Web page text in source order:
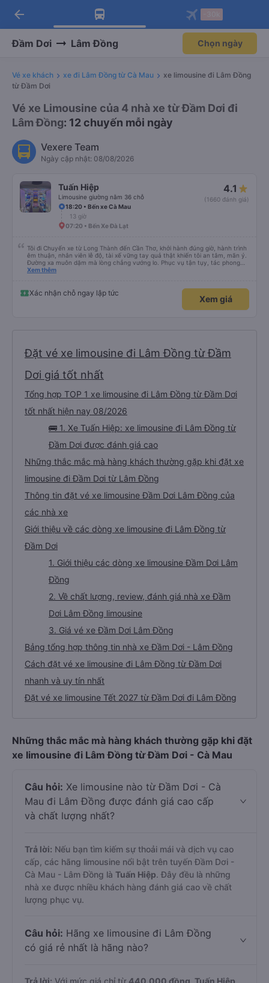
Tải app Vexere ngay!
Nhận ưu đãi thành viên độc
Mở app
Tải app Vexere
-30k/ghế khi đặt vé máy bay qua
Mở app
arrow_back
Đầm Dơi Lâm Đồng Chọn ngày
Vé xe khách xe đi Lâm Đồng từ Cà Mau
xe limousine đi Lâm Đồng
từ Đầm Dơi
Vé xe Limousine của 4 nhà xe từ Đầm Dơi đi
Lâm Đồng: 12 chuyến mỗi ngày
Vexere Team
Ngày cập nhật: 08/08/2026
Tuấn Hiệp
Limousine giường nằm 36 chỗ
4.1
(1660 đánh giá)
18:20 • Bến xe Cà Mau
13 giờ
07:20 • Bến Xe Đà Lạt
Tôi đi Chuyến xe từ Long Thành đến Cần Thơ, khởi hành đúng giờ, hành trình
êm thuận, nhân viên lễ độ, tài xế vững tay quả thật khiến tôi an tâm, mãn ý.
Đường xa muôn dặm mà lòng chẳng vướng lo. Phục vụ tận tụy, tác phong
nghiêm cẩn, hiếm thấy giữa thời buổi kim tiền vội vã. Xã hội loạn đạo. Xin gửi
Xem thêm
Xác nhận chỗ ngay lập tức
Xem giá
Đặt vé xe limousine đi Lâm Đồng từ Đầm
Dơi giá tốt nhất
Tổng hợp TOP 1 xe limousine đi Lâm Đồng từ Đầm Dơi
tốt nhất hiện nay 08/2026
🚌 1. Xe Tuấn Hiệp: xe limousine đi Lâm Đồng từ
Đầm Dơi được đánh giá cao
Những thắc mắc mà hàng khách thường gặp khi đặt xe
limousine đi Đầm Dơi từ Lâm Đồng
Thông tin đặt vé xe limousine Đầm Dơi Lâm Đồng của
các nhà xe
Giới thiệu về các dòng xe limousine đi Lâm Đồng từ
Đầm Dơi
1. Giới thiệu các dòng xe limousine Đầm Dơi Lâm
Đồng
2. Về chất lượng, review, đánh giá nhà xe Đầm
Dơi Lâm Đồng limousine
3. Giá vé xe Đầm Dơi Lâm Đồng
Bảng tổng hợp thông tin nhà xe Đầm Dơi - Lâm Đồng
Cách đặt vé xe limousine đi Lâm Đồng từ Đầm Dơi
nhanh và uy tín nhất
Đặt vé xe limousine Tết 2027 từ Đầm Dơi đi Lâm Đồng
Những thắc mắc mà hàng khách thường gặp khi đặt
xe limousine đi Lâm Đồng từ Đầm Dơi - Cà Mau
Câu hỏi: Xe limousine nào từ Đầm Dơi - Cà
Mau đi Lâm Đồng được đánh giá cao cấp
và chất lượng nhất?
Trả lời: Nếu bạn tìm kiếm sự thoải mái và dịch vụ cao
cấp, các hãng limousine nổi bật trên tuyến Đầm Dơi -
Cà Mau - Lâm Đồng là Tuấn Hiệp. Đây đều là những
nhà xe được nhiều khách hàng đánh giá cao về chất
lượng phục vụ.
Câu hỏi: Hãng xe limousine đi Lâm Đồng
có giá rẻ nhất là hãng nào?
Trả lời: Với mức giá chỉ từ 440.000 đồng, Tuấn Hiệp